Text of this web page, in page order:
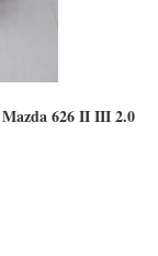
626 II III 2.0